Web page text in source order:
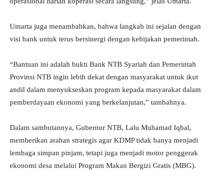
Umarta juga menambahkan, bahwa langkah ini sejalan dengan
visi bank untuk terus bersinergi dengan kebijakan pemerintah.
“Bantuan ini adalah bukti Bank NTB Syariah dan Pemerintah
Provinsi NTB ingin lebih dekat dengan masyarakat untuk ikut
andil dalam menyukseskan program kepada masyarakat dalam
pemberdayaan ekonomi yang berkelanjutan,” tambahnya.
Dalam sambutannya, Gubernur NTB, Lalu Muhamad Iqbal,
memberikan arahan strategis agar KDMP tidak hanya menjadi
lembaga simpan pinjam, tetapi juga menjadi motor penggerak
ekonomi desa melalui Program Makan Bergizi Gratis (MBG).